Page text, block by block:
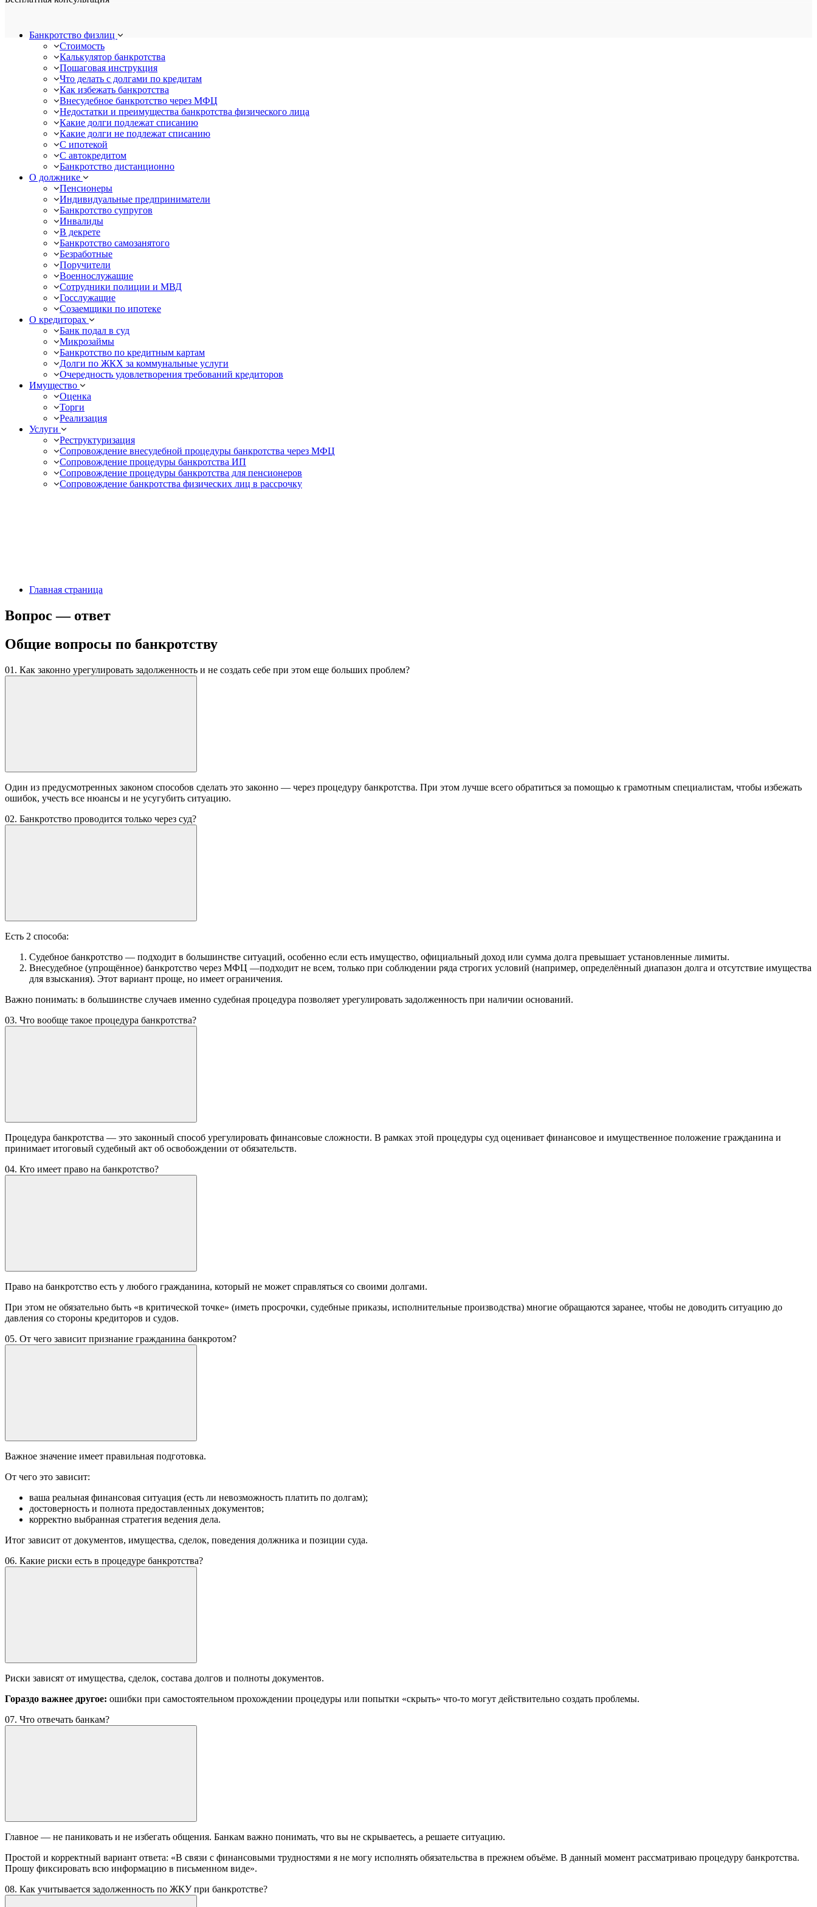
Банкротство физлиц
Стоимость
Калькулятор банкротства
Пошаговая инструкция
Что делать с долгами по кредитам
Как избежать банкротства
Внесудебное банкротство через МФЦ
Недостатки и преимущества банкротства физического лица
Какие долги подлежат списанию
Какие долги не подлежат списанию
С ипотекой
С автокредитом
Банкротство дистанционно
О должнике
Пенсионеры
Индивидуальные предприниматели
Банкротство супругов
Инвалиды
В декрете
Банкротство самозанятого
Безработные
Поручители
Военнослужащие
Сотрудники полиции и МВД
Госслужащие
Созаемщики по ипотеке
О кредиторах
Банк подал в суд
Микрозаймы
Банкротство по кредитным картам
Долги по ЖКХ за коммунальные услуги
Очередность удовлетворения требований кредиторов
Имущество
Оценка
Торги
Реализация
Услуги
Реструктуризация
Сопровождение внесудебной процедуры банкротства через МФЦ
Сопровождение процедуры банкротства ИП
Сопровождение процедуры банкротства для пенсионеров
Сопровождение банкротства физических лиц в рассрочку
Главная страница
Вопрос — ответ
Общие вопросы по банкротству
01. Как законно урегулировать задолженность и не создать себе при этом еще больших проблем?
Один из предусмотренных законом способов сделать это законно — через процедуру банкротства. При этом лучше всего обратиться за помощью к грамотным специалистам, чтобы избежать
ошибок, учесть все нюансы и не усугубить ситуацию.
02. Банкротство проводится только через суд?
Есть 2 способа:
Судебное банкротство — подходит в большинстве ситуаций, особенно если есть имущество, официальный доход или сумма долга превышает установленные лимиты.
Внесудебное (упрощённое) банкротство через МФЦ —подходит не всем, только при соблюдении ряда строгих условий (например, определённый диапазон долга и отсутствие имущества
для взыскания). Этот вариант проще, но имеет ограничения.
Важно понимать: в большинстве случаев именно судебная процедура позволяет урегулировать задолженность при наличии оснований.
03. Что вообще такое процедура банкротства?
Процедура банкротства — это законный способ урегулировать финансовые сложности. В рамках этой процедуры суд оценивает финансовое и имущественное положение гражданина и
принимает итоговый судебный акт об освобождении от обязательств.
04. Кто имеет право на банкротство?
Право на банкротство есть у любого гражданина, который не может справляться со своими долгами.
При этом не обязательно быть «в критической точке» (иметь просрочки, судебные приказы, исполнительные производства) многие обращаются заранее, чтобы не доводить ситуацию до
давления со стороны кредиторов и судов.
05. От чего зависит признание гражданина банкротом?
Важное значение имеет правильная подготовка.
От чего это зависит:
ваша реальная финансовая ситуация (есть ли невозможность платить по долгам);
достоверность и полнота предоставленных документов;
корректно выбранная стратегия ведения дела.
Итог зависит от документов, имущества, сделок, поведения должника и позиции суда.
06. Какие риски есть в процедуре банкротства?
Риски зависят от имущества, сделок, состава долгов и полноты документов.
Гораздо важнее другое: ошибки при самостоятельном прохождении процедуры или попытки «скрыть» что-то могут действительно создать проблемы.
07. Что отвечать банкам?
Главное — не паниковать и не избегать общения. Банкам важно понимать, что вы не скрываетесь, а решаете ситуацию.
Простой и корректный вариант ответа: «В связи с финансовыми трудностями я не могу исполнять обязательства в прежнем объёме. В данный момент рассматриваю процедуру банкротства.
Прошу фиксировать всю информацию в письменном виде».
08. Как учитывается задолженность по ЖКУ при банкротстве?